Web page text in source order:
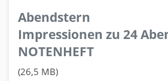
Abendstern
Impressionen zu 24
NOTENHEFT
(26,5 MB)